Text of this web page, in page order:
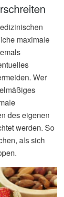
maximale
Wer
des eigenen
werden. So
als sich